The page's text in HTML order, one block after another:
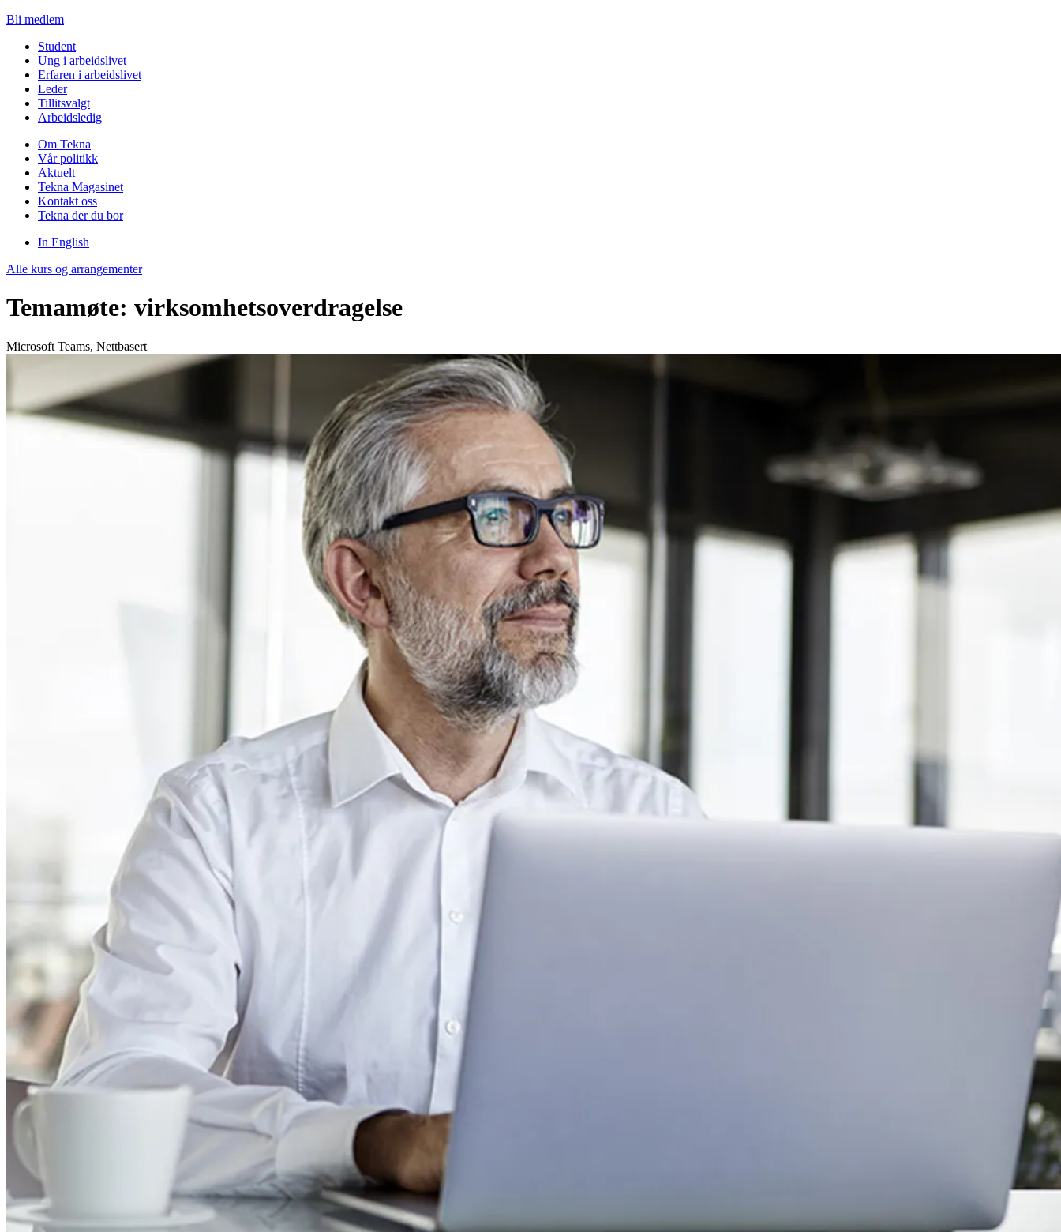
Bli medlem
Student
Ung i arbeidslivet
Erfaren i arbeidslivet
Leder
Tillitsvalgt
Arbeidsledig
Om Tekna
Vår politikk
Aktuelt
Tekna Magasinet
Kontakt oss
Tekna der du bor
In English
Alle kurs og arrangementer
Temamøte: virksomhetsoverdragelse
Microsoft Teams, Nettbasert